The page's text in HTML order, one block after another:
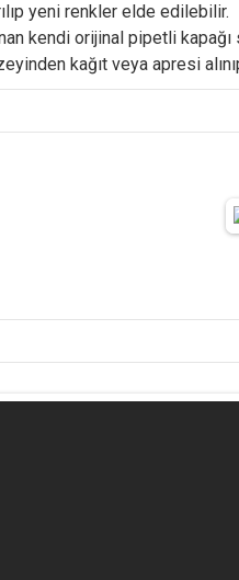
yeni renkler elde edilebilir.
kendi orijinal pipetli
kağıt veya apresi